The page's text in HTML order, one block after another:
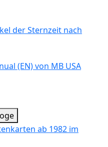
der Sternzeit nach
(EN) von MB USA
ab 1982 im